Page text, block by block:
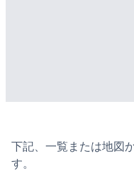
下記、一覧または地図
す。